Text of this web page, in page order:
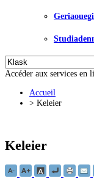
Geriaouegi
Accéder aux services en
Accueil
> Keleier
Keleier